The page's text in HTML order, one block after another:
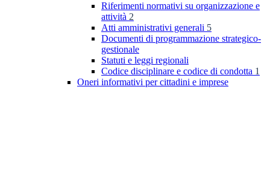
Riferimenti normativi su organizzazione e
attività 2
Atti amministrativi generali 5
Documenti di programmazione strategico-
gestionale
Statuti e leggi regionali
Codice disciplinare e codice di condotta 1
Oneri informativi per cittadini e imprese